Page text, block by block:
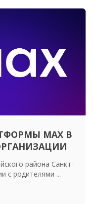
МАХ В
района Санкт-
с родителями ...